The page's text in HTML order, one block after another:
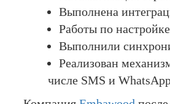
Выполнена
Работы по
Выполнили
Реализован
числе SMS и